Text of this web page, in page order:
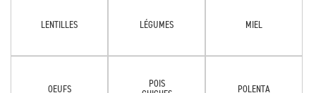
LENTILLES LÉGUMES MIEL
OEUFS
POIS
POLENTA